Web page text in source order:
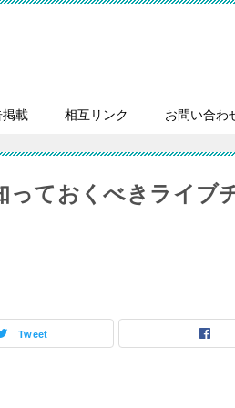
掲載 相互リンク お問い合わ
っておくべきライ
Tweet